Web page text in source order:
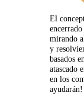
El
mirando
y
basados
atascado
en los
ayudarán!